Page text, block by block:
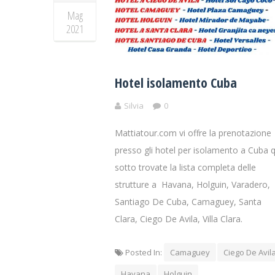
Mag
2021
Hotel isolamento Cuba
Silvia 0
Mattiatour.com vi offre la prenotazione
presso gli hotel per isolamento a Cuba
sotto trovate la lista completa delle
strutture a Havana, Holguin, Varadero,
Santiago De Cuba, Camaguey, Santa
Clara, Ciego De Avila, Villa Clara.
Posted In: Camaguey
Ciego De